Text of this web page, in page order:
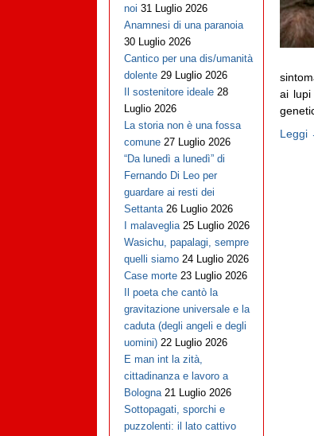
ai lupi
Leggi
noi 31 Luglio 2026
Anamnesi di una paranoia
30 Luglio 2026
Cantico per una dis/umanità
dolente 29 Luglio 2026
Il sostenitore ideale 28
Luglio 2026
La storia non è una fossa
comune 27 Luglio 2026
“Da lunedì a lunedì” di
Fernando Di Leo per
guardare ai resti dei
Settanta 26 Luglio 2026
I malaveglia 25 Luglio 2026
Wasichu, papalagi, sempre
quelli siamo 24 Luglio 2026
Case morte 23 Luglio 2026
Il poeta che cantò la
gravitazione universale e la
caduta (degli angeli e degli
uomini) 22 Luglio 2026
E man int la zità,
cittadinanza e lavoro a
Bologna 21 Luglio 2026
Sottopagati, sporchi e
puzzolenti: il lato cattivo